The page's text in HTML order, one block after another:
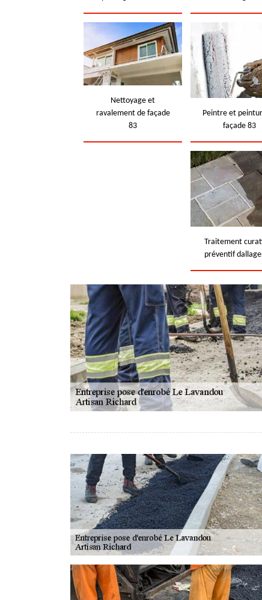
Nettoyage et
ravalement de façade
83
Peintre et
façade 83
Traitement
préventif